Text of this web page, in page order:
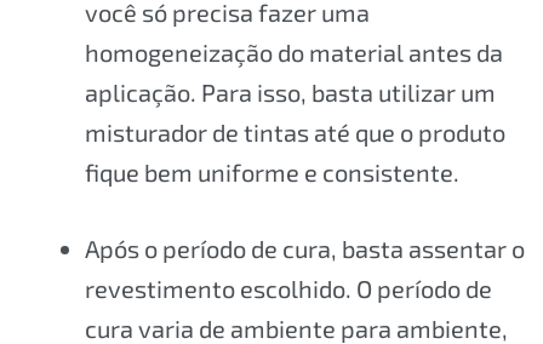
você só precisa fazer uma
homogeneização do material antes da
aplicação. Para isso, basta utilizar um
misturador de tintas até que o produto
fique bem uniforme e consistente.
Após o período de cura, basta assentar o
revestimento escolhido. O período de
cura varia de ambiente para ambiente,